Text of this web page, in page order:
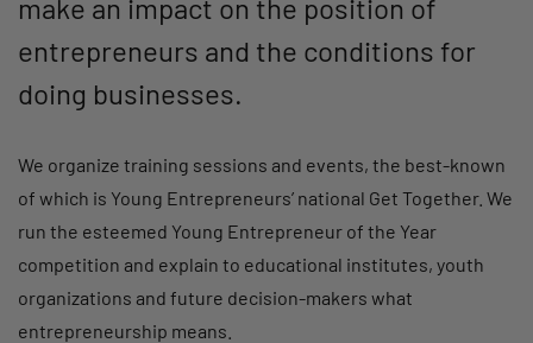
make an impact on the position of
entrepreneurs and the conditions for
doing businesses.
We organize training sessions and events, the best-known
of which is Young Entrepreneurs’ national Get Together. We
run the esteemed Young Entrepreneur of the Year
competition and explain to educational institutes, youth
organizations and future decision-makers what
entrepreneurship means.